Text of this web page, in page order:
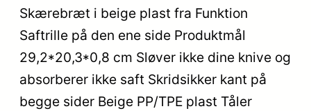
Skærebræt i beige plast fra Funktion
Saftrille på den ene side Produktmål
29,2*20,3*0,8 cm Sløver ikke dine knive og
absorberer ikke saft Skridsikker kant på
begge sider Beige PP/TPE plast Tåler